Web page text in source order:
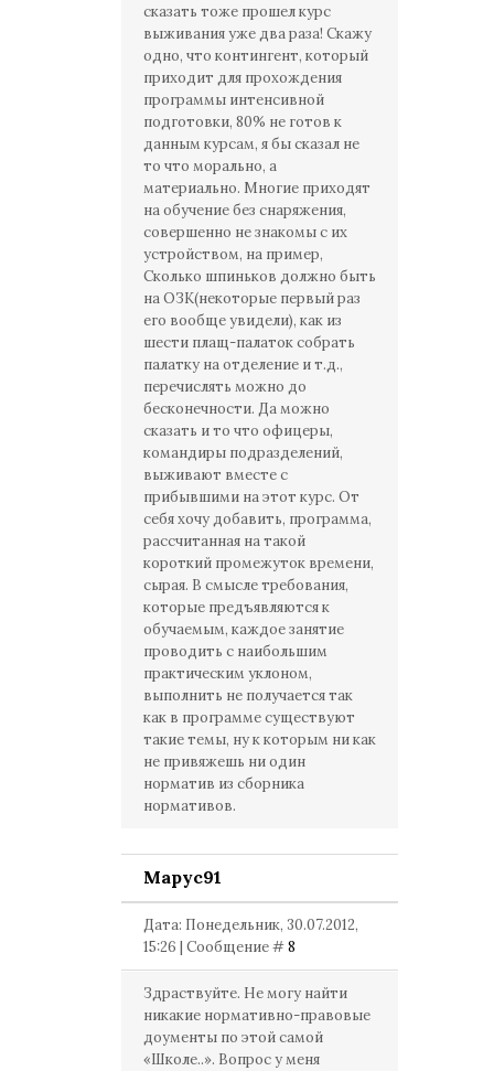
сказать тоже прошел курс
выживания уже два раза! Скажу
одно, что контингент, который
приходит для прохождения
программы интенсивной
подготовки, 80% не готов к
данным курсам, я бы сказал не
то что морально, а
материально. Многие приходят
на обучение без снаряжения,
совершенно не знакомы с их
устройством, на пример,
Сколько шпиньков должно быть
на ОЗК(некоторые первый раз
его вообще увидели), как из
шести плащ-палаток собрать
палатку на отделение и т.д.,
перечислять можно до
бесконечности. Да можно
сказать и то что офицеры,
командиры подразделений,
выживают вместе с
прибывшими на этот курс. От
себя хочу добавить, программа,
рассчитанная на такой
короткий промежуток времени,
сырая. В смысле требования,
которые предъявляются к
обучаемым, каждое занятие
проводить с наибольшим
практическим уклоном,
выполнить не получается так
как в программе существуют
такие темы, ну к которым ни как
не привяжешь ни один
норматив из сборника
нормативов.
Mapyc91
Дата: Понедельник, 30.07.2012,
15:26 | Сообщение #8
Здраствуйте. Не могу найти
никакие нормативно-правовые
доументы по этой самой
«Школе..». Вопрос у меня